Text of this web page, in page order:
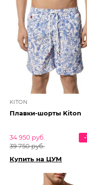
KITON
Плавки-шорты Kiton
34 950 руб.
39 750 руб.
Купить на ЦУМ